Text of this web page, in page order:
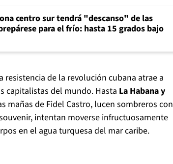
centro sur tendrá "descanso" de las
para el frío: hasta 15 grados bajo
resistencia de la revolución cubana atrae a
capitalistas del mundo. Hasta La Habana y
mañas de Fidel Castro, lucen sombreros con
intentan moverse infructuosamente
en el agua turquesa del mar caribe.